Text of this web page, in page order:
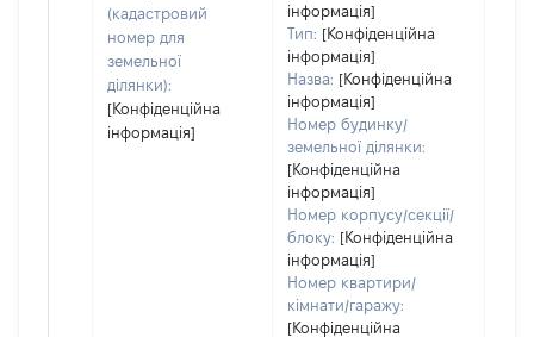
(кадастровий
номер для
земельної
ділянки):
[Конфіденційна
інформація]
інформація]
Тип: [Конфіденційна
інформація]
Назва: [Конфіденційна
інформація]
Номер будинку/
земельної ділянки:
[Конфіденційна
інформація]
Номер корпусу/секції/
блоку: [Конфіденційна
інформація]
Номер квартири/
кімнати/гаражу:
[Конфіденційна